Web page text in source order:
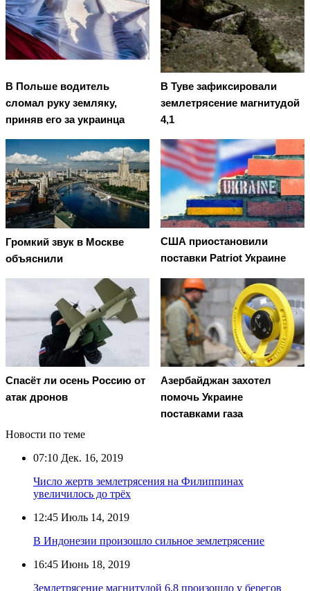
В Польше водитель
сломал руку земляку,
приняв его за украинца
В Туве зафиксировали
землетрясение магнитудой
4,1
Громкий звук в Москве
объяснили
США приостановили
поставки Patriot Украине
Спасёт ли осень Россию от
атак дронов
Азербайджан захотел
помочь Украине
поставками газа
Новости по теме
07:10 Дек. 16, 2019
Число жертв землетрясения на Филиппинах
увеличилось до трёх
12:45 Июль 14, 2019
В Индонезии произошло сильное землетрясение
16:45 Июнь 18, 2019
Землетрясение магнитудой 6,8 произошло у берегов